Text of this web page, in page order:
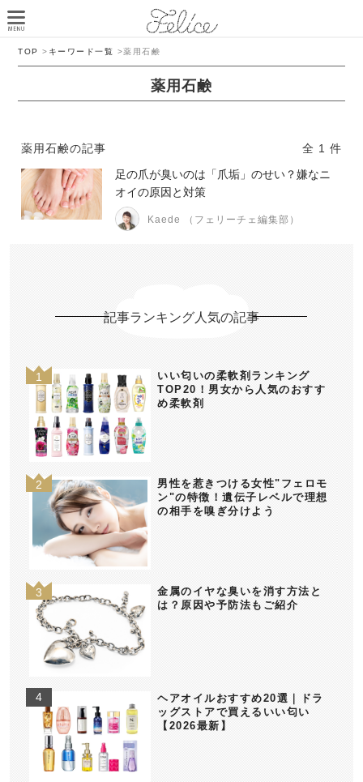
TOP > キーワード一覧 >薬用石鹸
薬用石鹸
薬用石鹸の記事
全 1 件
足の爪が臭いのは「爪垢」のせい？嫌なニ
オイの原因と対策
Kaede （フェリーチェ編集部）
記事ランキング人気の記事
いい匂いの柔軟剤ランキング
TOP20！男女から人気のおすす
め柔軟剤
男性を惹きつける女性"フェロモ
ン"の特徴！遺伝子レベルで理想
の相手を嗅ぎ分けよう
金属のイヤな臭いを消す方法と
は？原因や予防法もご紹介
ヘアオイルおすすめ20選｜ドラ
ッグストアで買えるいい匂い
【2026最新】